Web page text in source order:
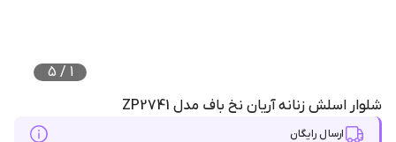
1
/
5
شلوار اسلش زنانه آریان نخ باف مدل ZP2741
ارسال رایگان